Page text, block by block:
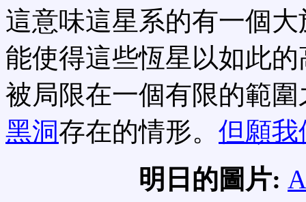
這意味這星系的有一個大
能使得這些恆星以如此
被局限在一個有限的範
黑洞存在的情形。 但願我
明日的圖片: